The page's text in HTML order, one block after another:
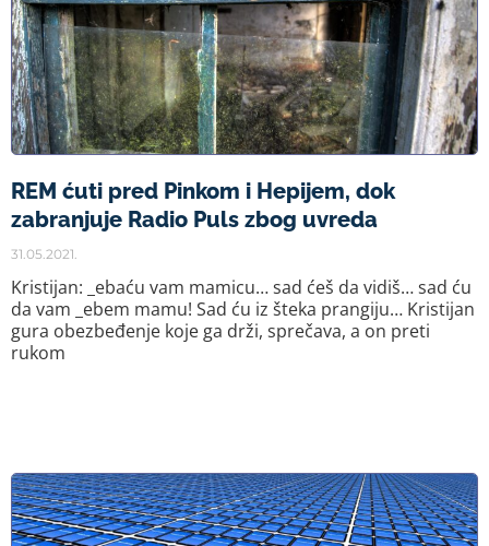
REM ćuti pred Pinkom i Hepijem, dok
zabranjuje Radio Puls zbog uvreda
31.05.2021.
Kristijan: _ebaću vam mamicu… sad ćeš da vidiš… sad ću
da vam _ebem mamu! Sad ću iz šteka prangiju… Kristijan
gura obezbeđenje koje ga drži, sprečava, a on preti
rukom